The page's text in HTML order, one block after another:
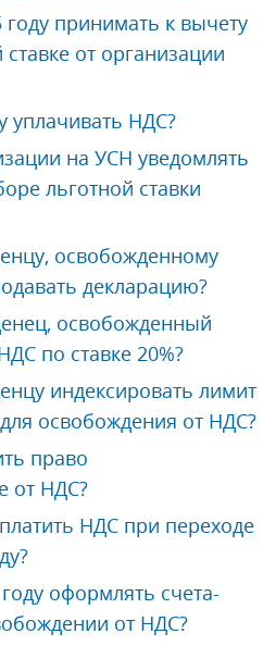
принимать к вычету
от организации
уплачивать НДС?
на УСН уведомлять
льготной ставки
освобожденному
декларацию?
освобожденный
по ставке 20%?
индексировать лимит
освобождения от НДС?
право
от НДС?
НДС при переходе
оформлять счета-
от НДС?